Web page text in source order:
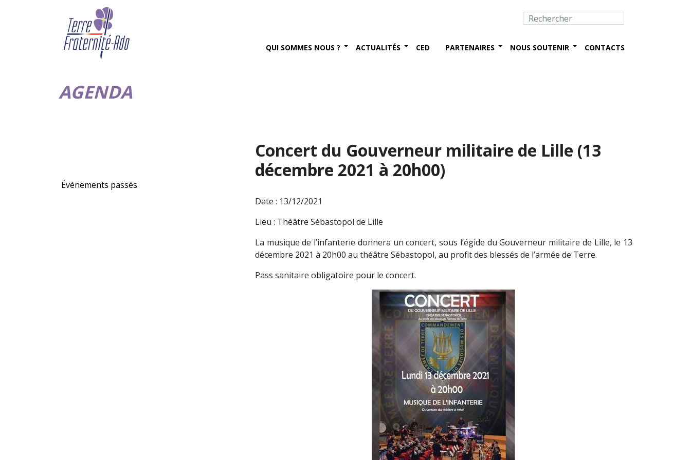
QUI SOMMES NOUS ? ACTUALITÉS CED PARTENAIRES NOUS SOUTENIR CONTACTS
AGENDA
Événements passés
Concert du Gouverneur militaire de Lille (13
décembre 2021 à 20h00)
Date : 13/12/2021
Lieu : Théâtre Sébastopol de Lille
La musique de l’infanterie donnera un concert, sous l’égide du Gouverneur militaire de Lille, le 13
décembre 2021 à 20h00 au théâtre Sébastopol, au profit des blessés de l’armée de Terre.
Pass sanitaire obligatoire pour le concert.